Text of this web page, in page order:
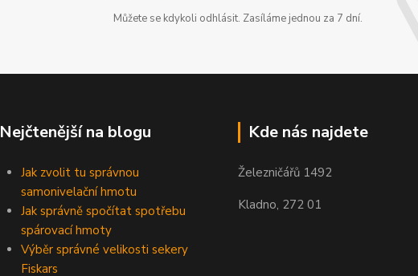
Můžete se kdykoli odhlásit. Zasíláme jednou za 7 dní.
Nejčtenější na blogu
Jak zvolit tu správnou
samonivelační hmotu
Jak správně spočítat spotřebu
spárovací hmoty
Výběr správné velikosti sekery
Fiskars
Kde nás najdete
Železničářů 1492
Kladno, 272 01